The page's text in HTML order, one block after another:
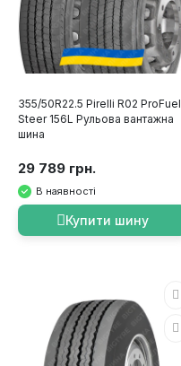
355/50R22.5 Pirelli R02 ProFuel
Steer 156L Рульова вантажна
шина
29 789 грн.
В наявності
Купити шину